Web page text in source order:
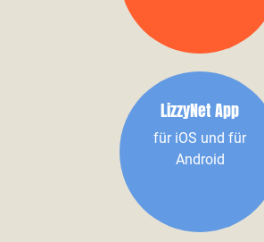
LizzyNet App
für iOS und für
Android